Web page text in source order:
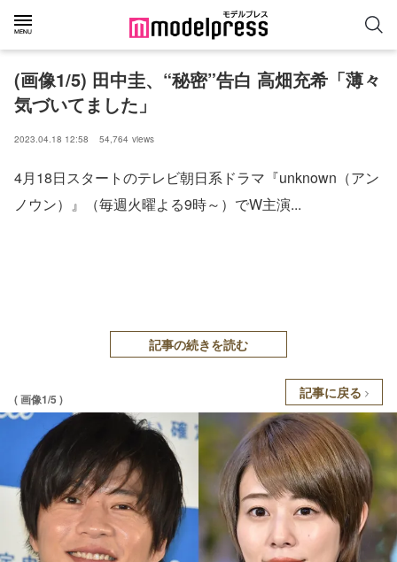
(画像1/5) 田中圭、“秘密”告白 高畑充希「薄々
気づいてました」
2023.04.18 12:58 54,764 views
4月18日スタートのテレビ朝日系ドラマ『unknown（アン
ノウン）』（毎週火曜よる9時～）でW主演...
記事の続きを読む
( 画像1/5 ) 記事に戻る